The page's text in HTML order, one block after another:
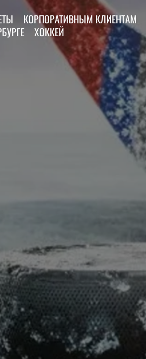
КОРПОРАТИВНЫМ КЛИЕНТАМ
ХОККЕЙ